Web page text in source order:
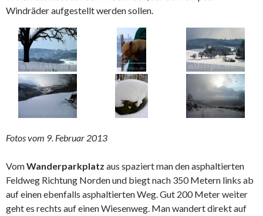
Windräder aufgestellt werden sollen.
Fotos vom 9. Februar 2013
VomWanderparkplatz aus spaziert man den asphaltierten
Feldweg Richtung Norden und biegt nach 350 Metern links ab
auf einen ebenfalls asphaltierten Weg. Gut 200 Meter weiter
geht es rechts auf einen Wiesenweg. Man wandert direkt auf